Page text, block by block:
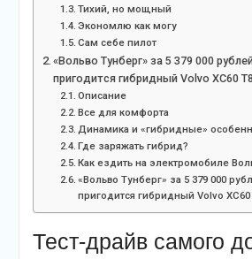
Тихий, но мощный
Экономлю как могу
Сам себе пилот
«Вольво Тунберг» за 5 379 000
пригодится гибридный Volvo XC60
Описание
Все для комфорта
Динамика и «гибридные»
Где заряжать гибрид?
Как ездить на электромобиле
«Вольво Тунберг» за 5 379 000
пригодится гибридный Volvo XC60
Тест-драйв самого